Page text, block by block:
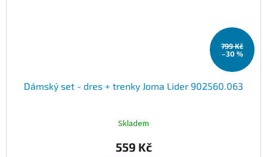
799 Kč
–30 %
Dámský set - dres + trenky Joma Lider 902560.063
Skladem
559 Kč